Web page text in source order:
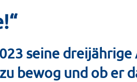
seine
bewog und ob er